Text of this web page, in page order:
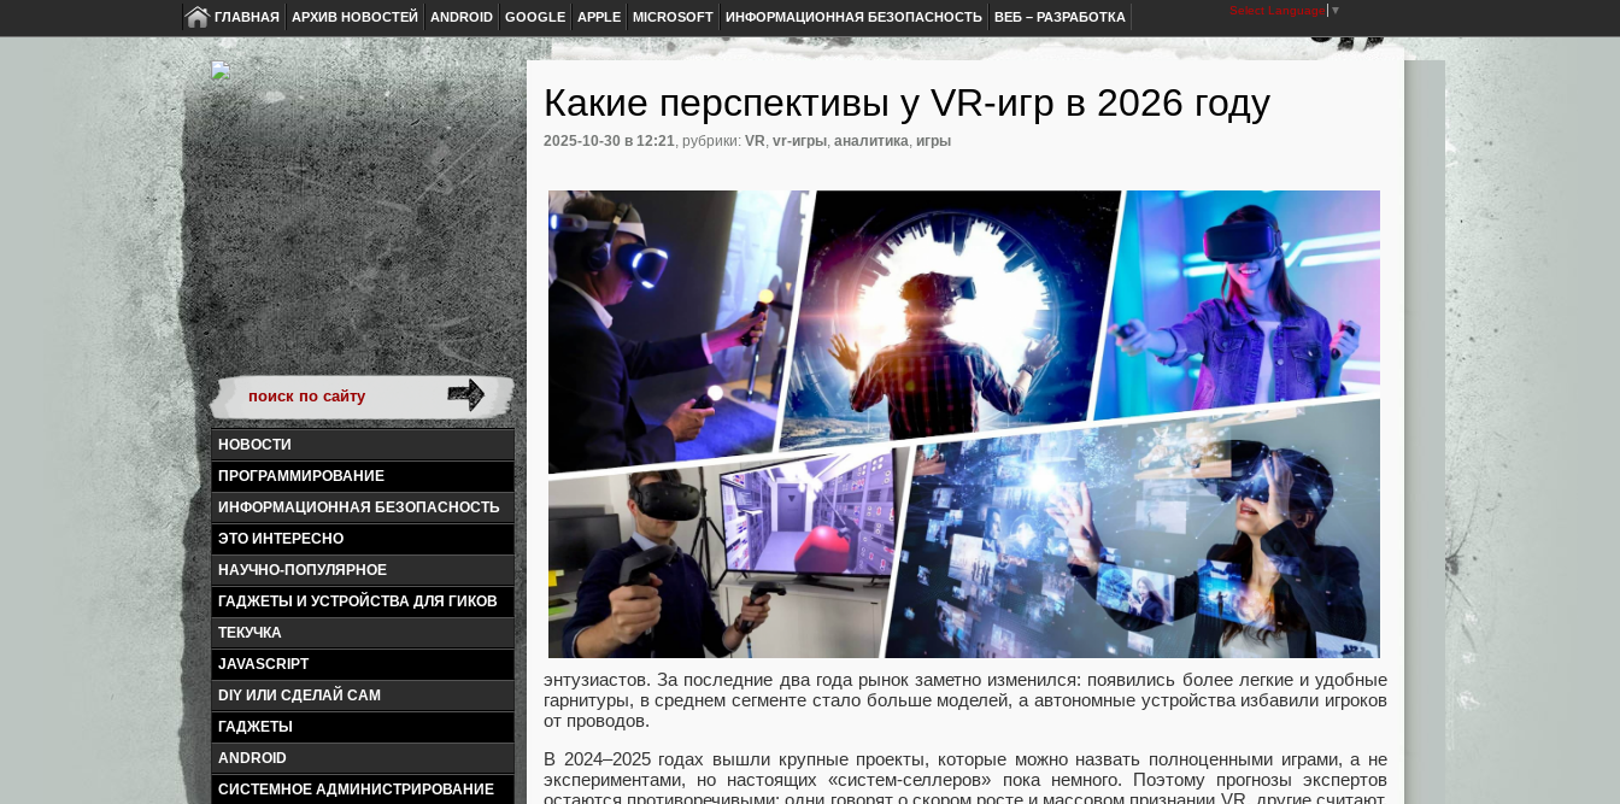
ГЛАВНАЯ АРХИВ НОВОСТЕЙ ANDROID GOOGLE APPLE MICROSOFT ИНФОРМАЦИОННАЯ БЕЗОПАСНОСТЬ ВЕБ – РАЗРАБОТКА Select Language ▼
НОВОСТИ
ПРОГРАММИРОВАНИЕ
ИНФОРМАЦИОННАЯ БЕЗОПАСНОСТЬ
ЭТО ИНТЕРЕСНО
НАУЧНО-ПОПУЛЯРНОЕ
ГАДЖЕТЫ И УСТРОЙСТВА ДЛЯ ГИКОВ
ТЕКУЧКА
JAVASCRIPT
DIY ИЛИ СДЕЛАЙ САМ
ГАДЖЕТЫ
ANDROID
СИСТЕМНОЕ АДМИНИСТРИРОВАНИЕ
Какие перспективы у VR-игр в 2026 году
2025-10-30 в 12:21, рубрики: VR, vr-игры, аналитика, игры
энтузиастов. За последние два года рынок заметно изменился: появились более легкие и удобные
гарнитуры, в среднем сегменте стало больше моделей, а автономные устройства избавили игроков
от проводов.
В 2024–2025 годах вышли крупные проекты, которые можно назвать полноценными играми, а не
экспериментами, но настоящих «систем‑селлеров» пока немного. Поэтому прогнозы экспертов
остаются противоречивыми: одни говорят о скором росте и массовом признании VR, другие считают,